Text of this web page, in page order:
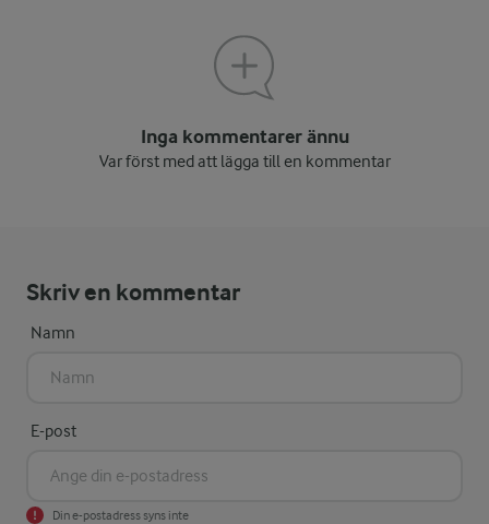
Inga kommentarer ännu
Var först med att lägga till en kommentar
Skriv en kommentar
Namn
E-post
Din e-postadress syns inte